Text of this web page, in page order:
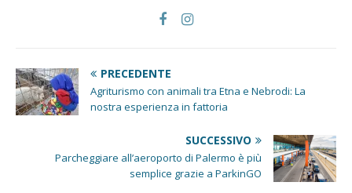
PRECEDENTE
Agriturismo con animali tra Etna e Nebrodi: La
nostra esperienza in fattoria
SUCCESSIVO
Parcheggiare all’aeroporto di Palermo è più
semplice grazie a ParkinGO